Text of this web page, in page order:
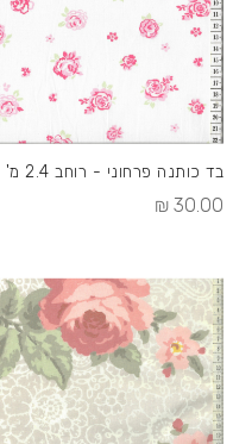
בד כותנה פרחוני - רוחב 2.4 מ'
30.00 ₪